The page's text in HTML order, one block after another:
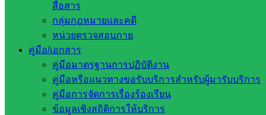
สื่อสาร
กลุ่มกฎหมายและคดี
หน่วยตรวจสอบภาย
คู่มือ/เอกสาร
คู่มือมาตรฐานการปฏิบัติงาน
คู่มือหรือแนวทางขอรับบริการสำหรับผู้มารับบริการ
คู่มือการจัดการเรื่องร้องเรียน
ข้อมูลเชิงสถิติการให้บริการ